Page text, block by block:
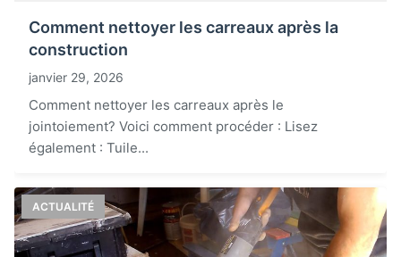
Comment nettoyer les carreaux après la
construction
janvier 29, 2026
Comment nettoyer les carreaux après le
jointoiement? Voici comment procéder : Lisez
également : Tuile...
ACTUALITÉ